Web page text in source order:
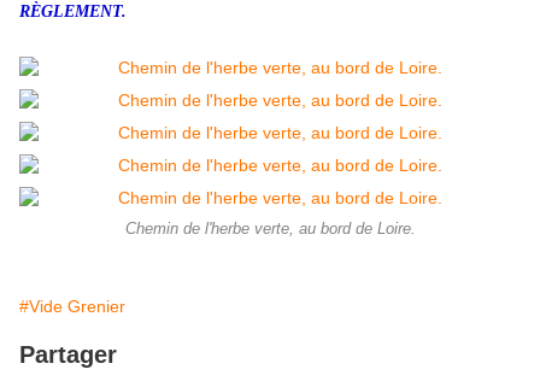
RÈGLEMENT.
Chemin de l'herbe verte, au bord de Loire.
#Vide Grenier
Partager